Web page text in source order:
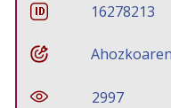
16278213
2997